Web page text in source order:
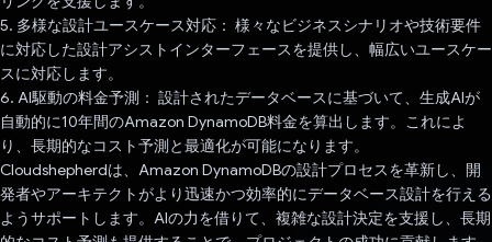
5. 多様な設計ユースケース対応： 様々なビジネスシナリオや技術要件
に対応した設計アシストインターフェースを提供し、幅広いユースケー
スに対応します。
6. AI駆動の料金予測： 設計されたデータベースに基づいて、生成AIが
自動的に10年間のAmazon DynamoDB料金を算出します。これによ
り、長期的なコスト予測と最適化が可能になります。
Cloudshepherdは、Amazon DynamoDBの設計プロセスを革新し、開
発者やアーキテクトがより迅速かつ効率的にデータベース設計を行える
ようサポートします。AIの力を借りて、複雑な設計決定を支援し、長期